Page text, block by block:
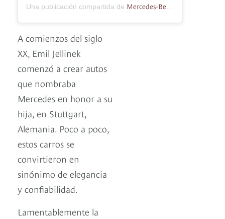
Una publicación compartida de Mercedes-Benz
A comienzos del siglo
XX, Emil Jellinek
comenzó a crear autos
que nombraba
Mercedes en honor a su
hija, en Stuttgart,
Alemania. Poco a poco,
estos carros se
convirtieron en
sinónimo de elegancia
y confiabilidad.
Lamentablemente la